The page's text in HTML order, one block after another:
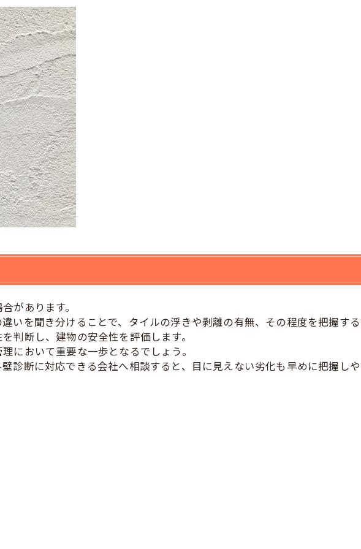
があります。
いを聞き分けることで、タイルの浮きや剥離の有無、その程度を把握する
判断し、建物の安全性を評価します。
において重要な一歩となるでしょう。
診断に対応できる会社へ相談すると、目に見えない劣化も早めに把握しや